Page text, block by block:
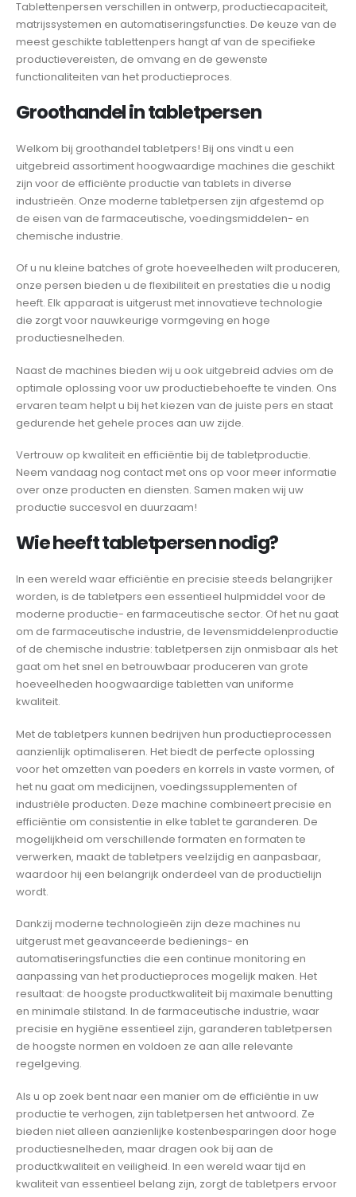
Tablettenpersen verschillen in ontwerp, productiecapaciteit,
matrijssystemen en automatiseringsfuncties. De keuze van de
meest geschikte tablettenpers hangt af van de specifieke
productievereisten, de omvang en de gewenste
functionaliteiten van het productieproces.
Groothandel in tabletpersen
Welkom bij groothandel tabletpers! Bij ons vindt u een
uitgebreid assortiment hoogwaardige machines die geschikt
zijn voor de efficiënte productie van tablets in diverse
industrieën. Onze moderne tabletpersen zijn afgestemd op
de eisen van de farmaceutische, voedingsmiddelen- en
chemische industrie.
Of u nu kleine batches of grote hoeveelheden wilt produceren,
onze persen bieden u de flexibiliteit en prestaties die u nodig
heeft. Elk apparaat is uitgerust met innovatieve technologie
die zorgt voor nauwkeurige vormgeving en hoge
productiesnelheden.
Naast de machines bieden wij u ook uitgebreid advies om de
optimale oplossing voor uw productiebehoefte te vinden. Ons
ervaren team helpt u bij het kiezen van de juiste pers en staat
gedurende het gehele proces aan uw zijde.
Vertrouw op kwaliteit en efficiëntie bij de tabletproductie.
Neem vandaag nog contact met ons op voor meer informatie
over onze producten en diensten. Samen maken wij uw
productie succesvol en duurzaam!
Wie heeft tabletpersen nodig?
In een wereld waar efficiëntie en precisie steeds belangrijker
worden, is de tabletpers een essentieel hulpmiddel voor de
moderne productie- en farmaceutische sector. Of het nu gaat
om de farmaceutische industrie, de levensmiddelenproductie
of de chemische industrie: tabletpersen zijn onmisbaar als het
gaat om het snel en betrouwbaar produceren van grote
hoeveelheden hoogwaardige tabletten van uniforme
kwaliteit.
Met de tabletpers kunnen bedrijven hun productieprocessen
aanzienlijk optimaliseren. Het biedt de perfecte oplossing
voor het omzetten van poeders en korrels in vaste vormen, of
het nu gaat om medicijnen, voedingssupplementen of
industriële producten. Deze machine combineert precisie en
efficiëntie om consistentie in elke tablet te garanderen. De
mogelijkheid om verschillende formaten en formaten te
verwerken, maakt de tabletpers veelzijdig en aanpasbaar,
waardoor hij een belangrijk onderdeel van de productielijn
wordt.
Dankzij moderne technologieën zijn deze machines nu
uitgerust met geavanceerde bedienings- en
automatiseringsfuncties die een continue monitoring en
aanpassing van het productieproces mogelijk maken. Het
resultaat: de hoogste productkwaliteit bij maximale benutting
en minimale stilstand. In de farmaceutische industrie, waar
precisie en hygiëne essentieel zijn, garanderen tabletpersen
de hoogste normen en voldoen ze aan alle relevante
regelgeving.
Als u op zoek bent naar een manier om de efficiëntie in uw
productie te verhogen, zijn tabletpersen het antwoord. Ze
bieden niet alleen aanzienlijke kostenbesparingen door hoge
productiesnelheden, maar dragen ook bij aan de
productkwaliteit en veiligheid. In een wereld waar tijd en
kwaliteit van essentieel belang zijn, zorgt de tabletpers ervoor